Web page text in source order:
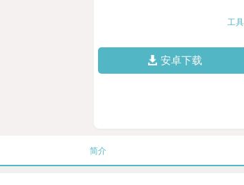
工具
安卓下载
简介